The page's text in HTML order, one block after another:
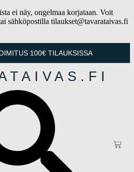
ei näy, ongelmaa korjataan. Voit
sähköpostilla tilaukset@tavarataivas.fi
100€ TILAUKSISSA